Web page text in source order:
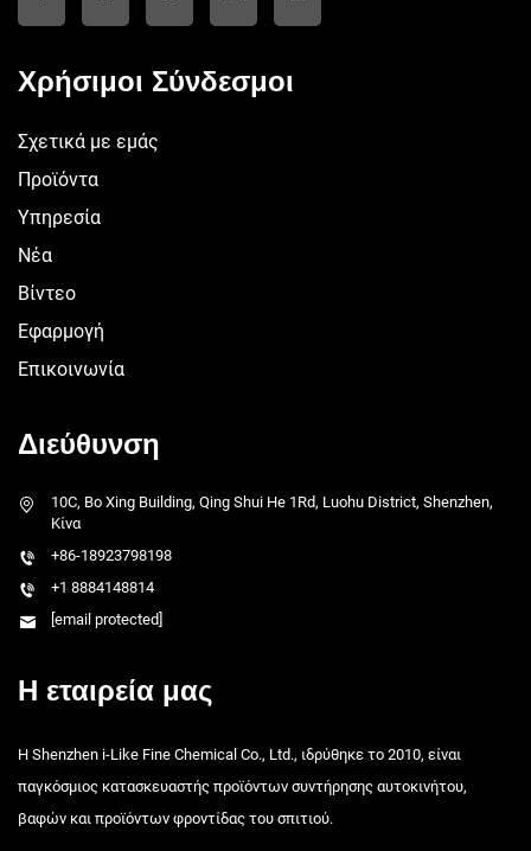
Χρήσιμοι Σύνδεσμοι
Σχετικά με εμάς
Προϊόντα
Υπηρεσία
Νέα
Βίντεο
Εφαρμογή
Επικοινωνία
Διεύθυνση
10C, Bo Xing Building, Qing Shui He 1Rd, Luohu District, Shenzhen,
Κίνα
+86-18923798198
+1 8884148814
[email protected]
Η εταιρεία μας
Η Shenzhen i-Like Fine Chemical Co., Ltd., ιδρύθηκε το 2010, είναι
παγκόσμιος κατασκευαστής προϊόντων συντήρησης αυτοκινήτου,
βαφών και προϊόντων φροντίδας του σπιτιού.